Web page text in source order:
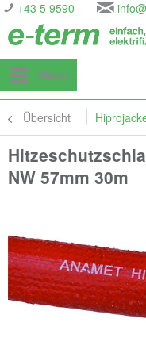
+43 5 9590
Menü
Übersicht
NW 57mm 30m